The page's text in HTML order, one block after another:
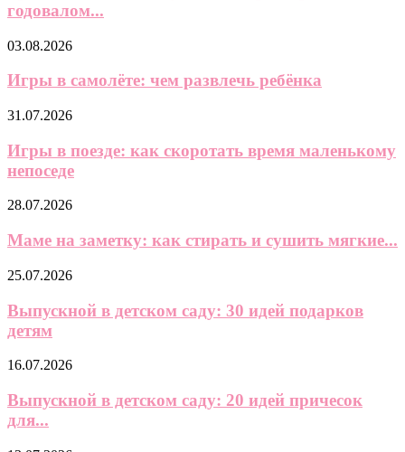
следующий
Без заявлений и справок: кому и на сколько повысили социальные
Эльфийские имена: красивые варианты со
значением
Трихолог пояснил, нужно ли стричь ребенка в
годовалом...
Игры в самолёте: чем развлечь ребёнка
Игры в поезде: как скоротать время маленькому
непоседе